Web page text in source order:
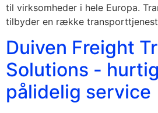
til virksomheder i hele Europa.
tilbyder en række
Duiven Freight
Solutions -
pålidelig service